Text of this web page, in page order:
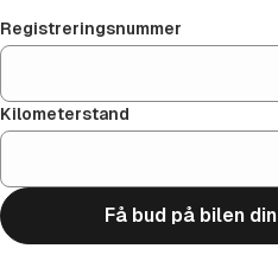
Registreringsnummer
Kilometerstand
Få bud på bilen din